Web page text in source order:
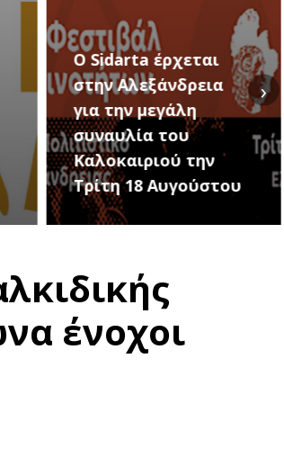
Καλλιτεχνικές
Εκδηλώσεις Νέου
Προδρόμου Ημαθίας
(Μεταμόρφωση του
Σωτήρος)
›
ένοχοι